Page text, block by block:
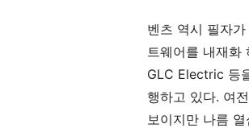
벤츠 역시 필자
트웨어를 내재
GLC Electric 등
행하고 있다. 여
보이지만 나름